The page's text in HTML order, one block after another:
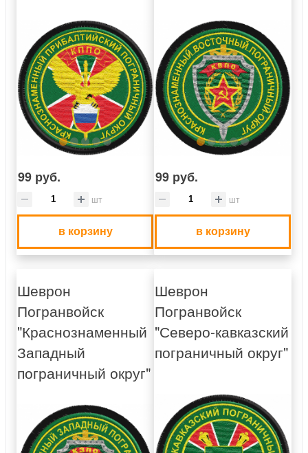
99 руб.
шт
в корзину
99 руб.
шт
в корзину
Шеврон
Погранвойск
"Краснознаменный
Западный
пограничный округ"
Шеврон
Погранвойск
"Северо-кавказский
пограничный округ"